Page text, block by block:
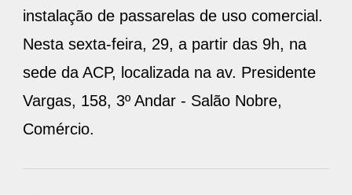
instalação de passarelas de uso comercial.
Nesta sexta-feira, 29, a partir das 9h, na
sede da ACP, localizada na av. Presidente
Vargas, 158, 3º Andar - Salão Nobre,
Comércio.